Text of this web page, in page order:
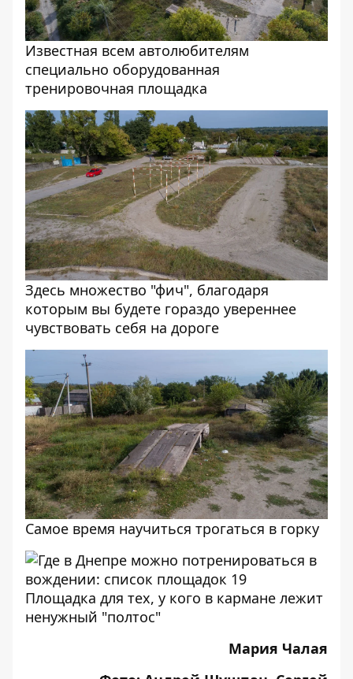
Известная всем автолюбителям
специально оборудованная
тренировочная площадка
Здесь множество "фич", благодаря
которым вы будете гораздо увереннее
чувствовать себя на дороге
Самое время научиться трогаться в горку
Площадка для тех, у кого в кармане лежит
ненужный "полтос"
Мария Чалая